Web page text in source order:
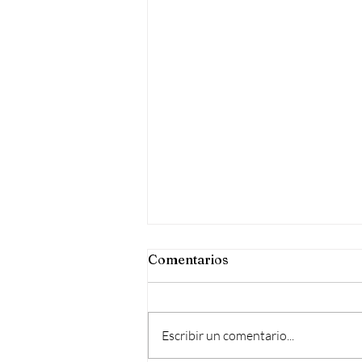
Quejas
Quejarse de todo y de todos, es la
propia carencia de amor.
Comentarios
Escribir un comentario...